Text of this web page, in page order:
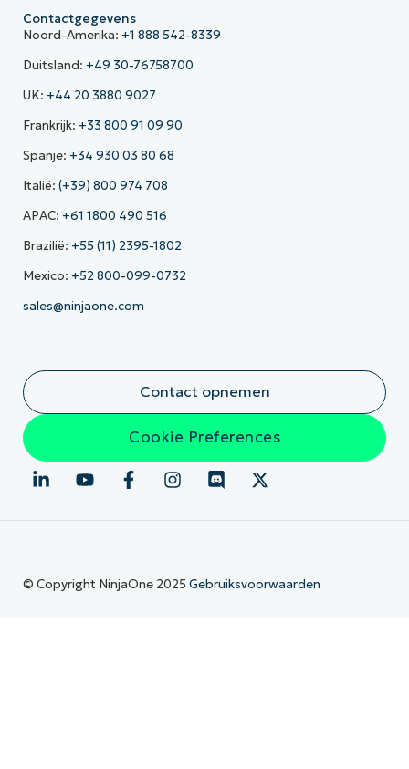
Contactgegevens
Noord-Amerika: +1 888 542-8339
Duitsland: +49 30-76758700
UK: +44 20 3880 9027
Frankrijk: +33 800 91 09 90
Spanje: +34 930 03 80 68
Italië: (+39) 800 974 708
APAC: +61 1800 490 516
Brazilië: +55 (11) 2395-1802
Mexico: +52 800-099-0732
sales@ninjaone.com
Contact opnemen
Cookie Preferences
© Copyright NinjaOne 2025 Gebruiksvoorwaarden